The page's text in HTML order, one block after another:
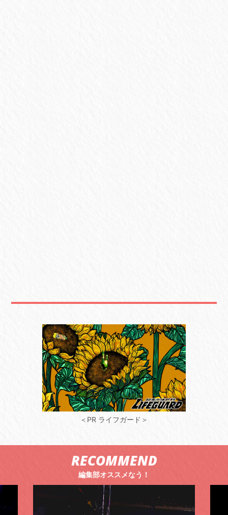
＜PR ライフガード＞
RECOMMEND
編集部オススメなう！